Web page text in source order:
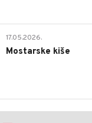
17.05.2026.
Mostarske kiše